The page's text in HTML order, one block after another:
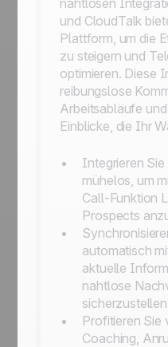
nahtlosen
und CloudTalk
Plattform, um die
zu steigern und
optimieren. Diese
reibungslose
Arbeitsabläufe
Einblicke, die Ihr
Integrieren
mühelos, um
Call-Funktion
Prospects
automatisch
aktuelle
nahtlose
Profitieren
Coaching,